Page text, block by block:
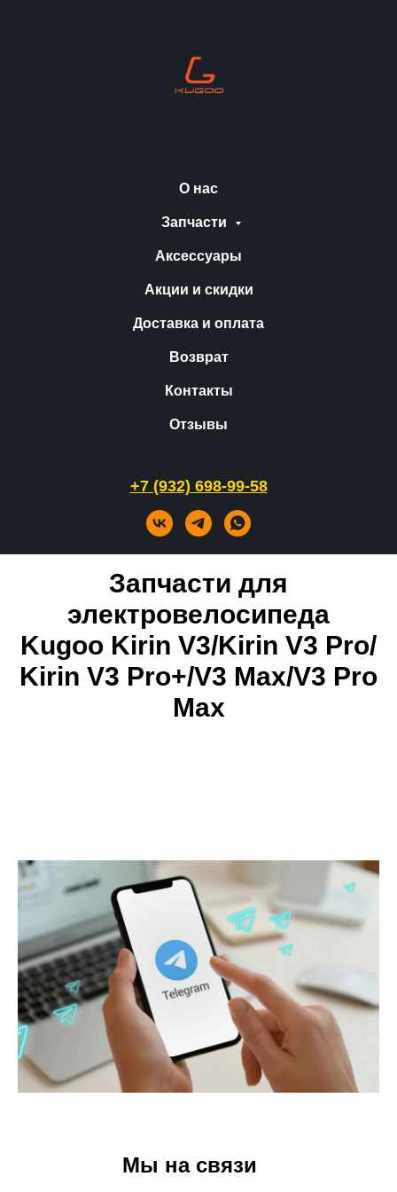
О нас
Запчасти
Аксессуары
Акции и скидки
Доставка и оплата
Возврат
Контакты
Отзывы
+7 (932) 698-99-58
Запчасти для
электровелосипеда
Kugoo Kirin V3/Kirin V3 Pro/
Kirin V3 Pro+/V3 Max/V3 Pro
Max
Мы на связи